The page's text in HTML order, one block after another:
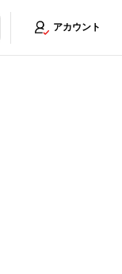
アカウント